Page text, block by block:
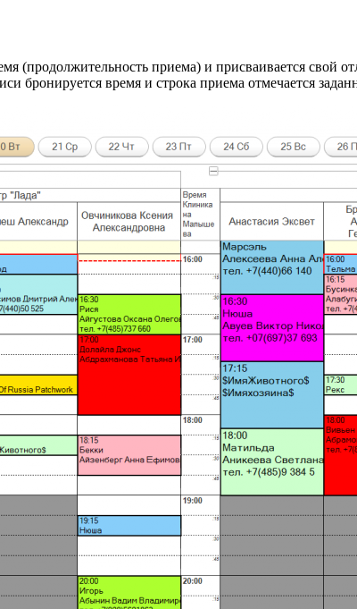
(продолжительность приема) и присваивается
бронируется время и строка приема отмечается